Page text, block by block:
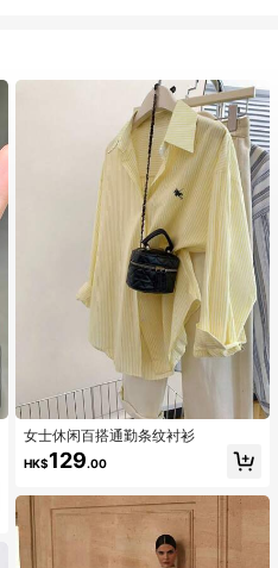
女士休闲百搭通勤条纹衬衫
HK$129.00